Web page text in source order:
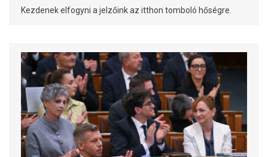
Kezdenek elfogyni a jelzőink az itthon tomboló hőségre.